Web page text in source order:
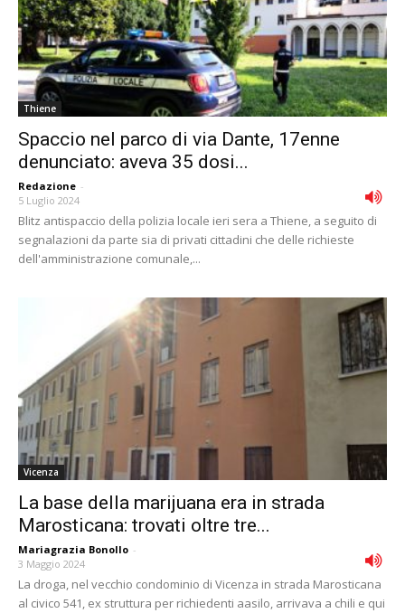
Thiene
Spaccio nel parco di via Dante, 17enne
denunciato: aveva 35 dosi...
Redazione -
5 Luglio 2024
Blitz antispaccio della polizia locale ieri sera a Thiene, a seguito di
segnalazioni da parte sia di privati cittadini che delle richieste
dell'amministrazione comunale,...
Vicenza
La base della marijuana era in strada
Marosticana: trovati oltre tre...
Mariagrazia Bonollo -
3 Maggio 2024
La droga, nel vecchio condominio di Vicenza in strada Marosticana
al civico 541, ex struttura per richiedenti aasilo, arrivava a chili e qui